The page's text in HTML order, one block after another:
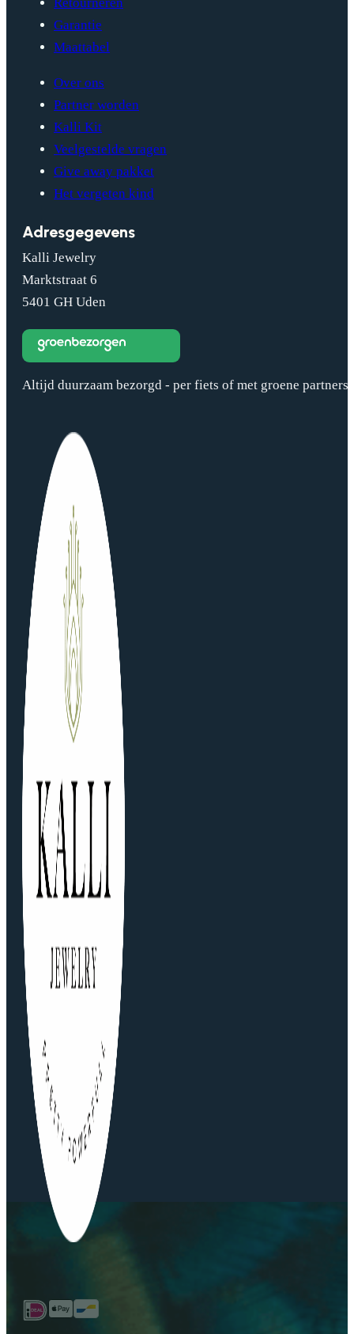
Retourneren
Garantie
Maattabel
Over ons
Partner worden
Kalli Kit
Veelgestelde vragen
Give away pakket
Het vergeten kind
Adresgegevens
Kalli Jewelry
Marktstraat 6
5401 GH Uden
Altijd duurzaam bezorgd - per fiets of met groene partners